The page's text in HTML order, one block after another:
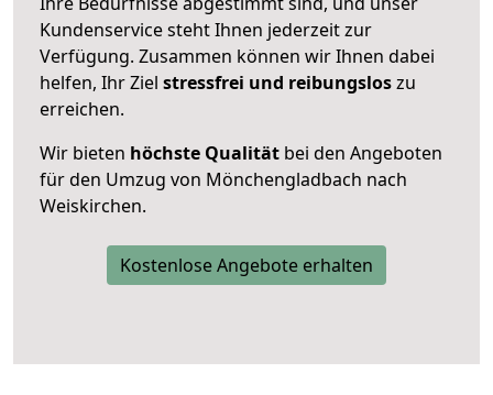
Kundenservice steht Ihnen jederzeit zur
Verfügung. Zusammen können wir Ihnen dabei
helfen, Ihr Ziel stressfrei und reibungsloszu
erreichen.
Wir bieten höchste Qualität bei den Angeboten
für den Umzug von Mönchengladbach nach
Weiskirchen.
Kostenlose Angebote erhalten